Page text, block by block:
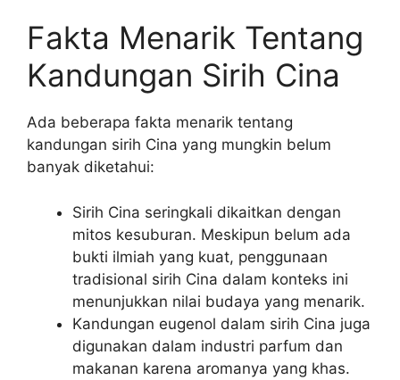
Fakta Menarik Tentang
Kandungan Sirih Cina
Ada beberapa fakta menarik tentang
kandungan sirih Cina yang mungkin belum
banyak diketahui:
Sirih Cina seringkali dikaitkan dengan
mitos kesuburan. Meskipun belum ada
bukti ilmiah yang kuat, penggunaan
tradisional sirih Cina dalam konteks ini
menunjukkan nilai budaya yang menarik.
Kandungan eugenol dalam sirih Cina juga
digunakan dalam industri parfum dan
makanan karena aromanya yang khas.